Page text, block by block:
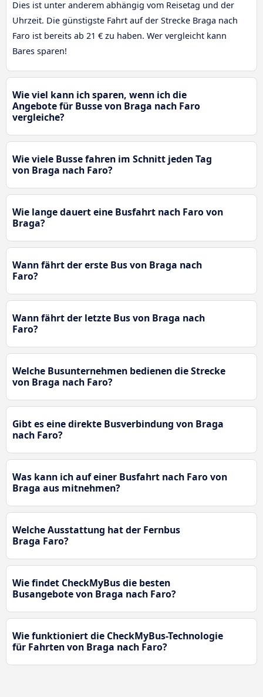
Dies ist unter anderem abhängig vom Reisetag und der
Uhrzeit. Die günstigste Fahrt auf der Strecke Braga nach
Faro ist bereits ab 21 € zu haben. Wer vergleicht kann
Bares sparen!
Wie viel kann ich sparen, wenn ich die
Angebote für Busse von Braga nach Faro
vergleiche?
Wie viele Busse fahren im Schnitt jeden Tag
von Braga nach Faro?
Wie lange dauert eine Busfahrt nach Faro von
Braga?
Wann fährt der erste Bus von Braga nach
Faro?
Wann fährt der letzte Bus von Braga nach
Faro?
Welche Busunternehmen bedienen die Strecke
von Braga nach Faro?
Gibt es eine direkte Busverbindung von Braga
nach Faro?
Was kann ich auf einer Busfahrt nach Faro von
Braga aus mitnehmen?
Welche Ausstattung hat der Fernbus
Braga Faro?
Wie findet CheckMyBus die besten
Busangebote von Braga nach Faro?
Wie funktioniert die CheckMyBus-Technologie
für Fahrten von Braga nach Faro?